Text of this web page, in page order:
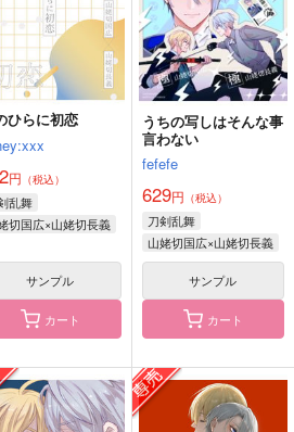
ジー『キレ味は互
ギレラボ
円（税込）
サンプル
作品詳細
HAKUCHUBON
2,859円
山姥切国広×山姥切長義
サンプル
作品詳細
ひらに初恋
円 （税込）
乱舞
切国広×山姥切長義
サンプル
カート
うちの写しはそんな事
言わない
fefefe
629円 （税込）
刀剣乱舞
山姥切国広×山姥切長義
サンプル
カート